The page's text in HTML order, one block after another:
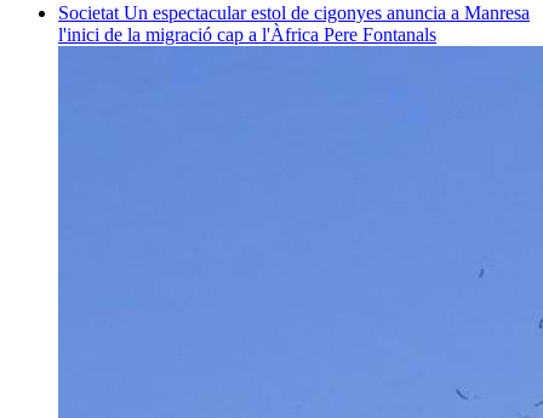
Societat Un espectacular estol de cigonyes anuncia a Manresa
l'inici de la migració cap a l'Àfrica Pere Fontanals